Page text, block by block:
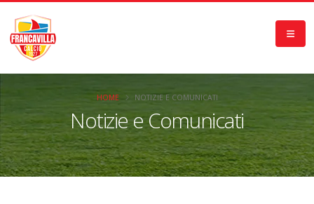
Notizie e Comunicati
HOME NOTIZIE E COMUNICATI